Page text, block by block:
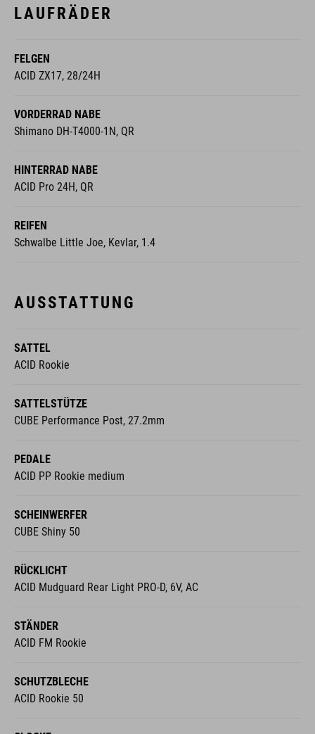
LAUFRÄDER
FELGEN
ACID ZX17, 28/24H
VORDERRAD NABE
Shimano DH-T4000-1N, QR
HINTERRAD NABE
ACID Pro 24H, QR
REIFEN
Schwalbe Little Joe, Kevlar, 1.4
AUSSTATTUNG
SATTEL
ACID Rookie
SATTELSTÜTZE
CUBE Performance Post, 27.2mm
PEDALE
ACID PP Rookie medium
SCHEINWERFER
CUBE Shiny 50
RÜCKLICHT
ACID Mudguard Rear Light PRO-D, 6V, AC
STÄNDER
ACID FM Rookie
SCHUTZBLECHE
ACID Rookie 50